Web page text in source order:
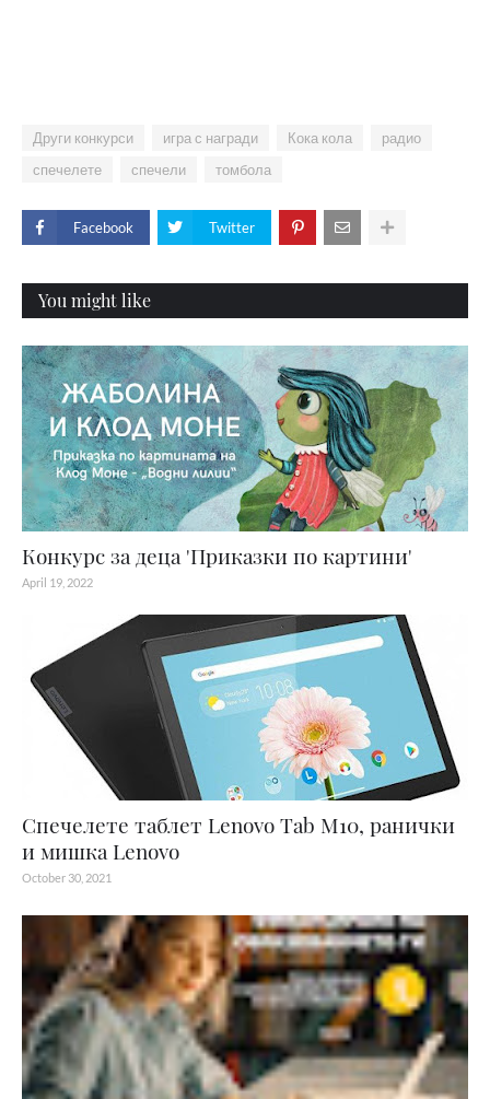
Други конкурси игра с награди Кока кола
радио
спечелете
спечели томбола
Facebook Twitter
You might like
Конкурс за деца 'Приказки по картини'
April 19, 2022
Спечелете таблет Lenovo Tab M10, ранички
и мишка Lenovo
October 30, 2021